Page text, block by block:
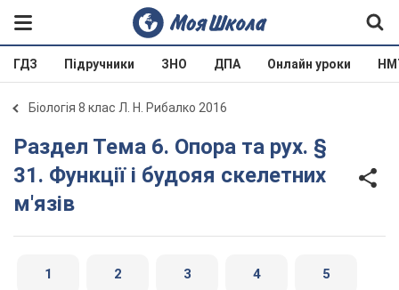
ГДЗ Підручники ЗНО ДПА Онлайн уроки
Біологія 8 клас Л. Н. Рибалко 2016
Раздел Тема 6. Опора та рух. §
31. Функції і будояя скелетних
м'язів
1 2 3 4 5